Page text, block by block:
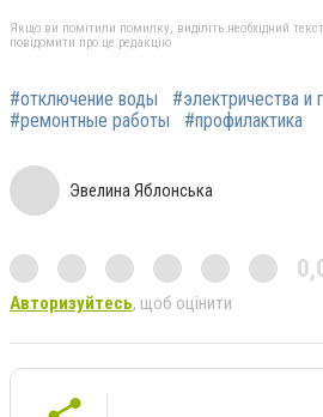
Якщо ви помітили помилку, виділіть необхідний
повідомити про це редакцію
#отключение воды
#электричества и
#ремонтные работы
#профилактика
Эвелина Яблонська
Авторизуйтесь, щоб оцінити